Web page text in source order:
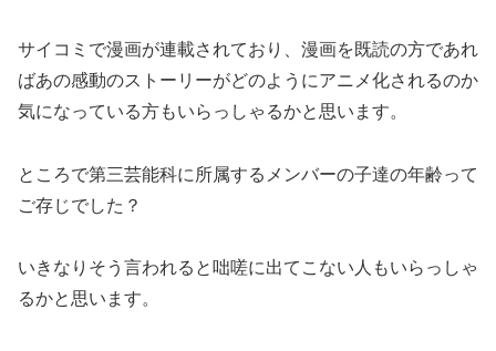
サイコミで漫画が連載されており、漫画を既読の方であれ
ばあの感動のストーリーがどのようにアニメ化されるのか
気になっている方もいらっしゃるかと思います。
ところで第三芸能科に所属するメンバーの子達の年齢って
ご存じでした？
いきなりそう言われると咄嗟に出てこない人もいらっしゃ
るかと思います。